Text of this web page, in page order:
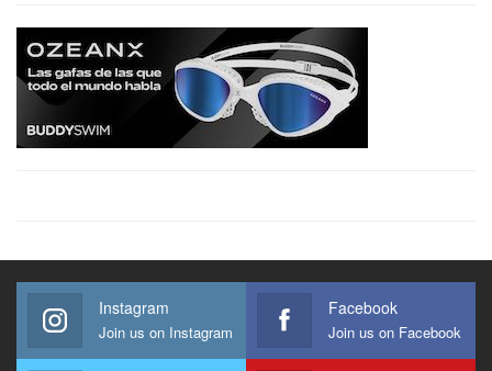
Instagram
Join us on Instagram
Facebook
Join us on Facebook